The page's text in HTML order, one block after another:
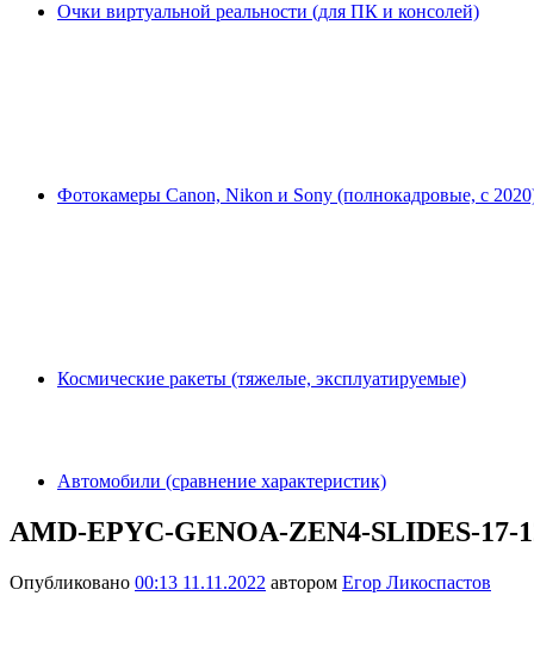
Очки виртуальной реальности (для ПК и консолей)
Фотокамеры Canon, Nikon и Sony (полнокадровые, с
Космические ракеты (тяжелые, эксплуатируемые)
Автомобили (сравнение характеристик)
AMD-EPYC-GENOA-ZEN4-SLIDES-17-
Опубликовано 00:13 11.11.2022 автором Егор Ликоспастов